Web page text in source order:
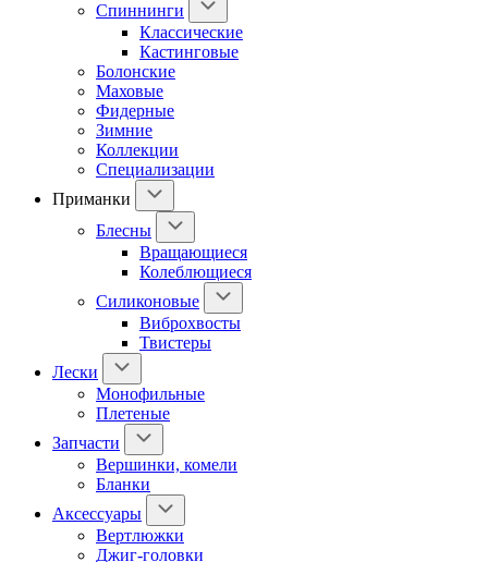
Спиннинги
Классические
Кастинговые
Болонские
Маховые
Фидерные
Зимние
Коллекции
Специализации
Приманки
Блесны
Вращающиеся
Колеблющиеся
Силиконовые
Виброхвосты
Твистеры
Лески
Монофильные
Плетеные
Запчасти
Вершинки, комели
Бланки
Аксессуары
Вертлюжки
Джиг-головки